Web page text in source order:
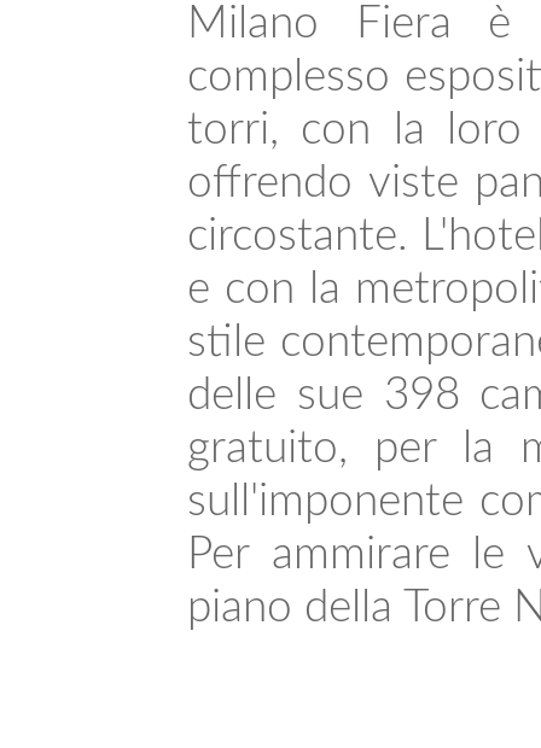
Milano Fiera è
complesso
torri, con la loro
offrendo viste
circostante.
e con la
stile
delle sue 398
gratuito, per la
sull'imponente
Per ammirare le
piano della Torre